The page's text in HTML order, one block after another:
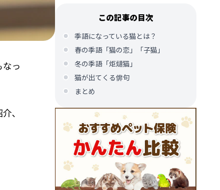
っ
、
この記事の目次
季語になっている猫とは？
春の季語「猫の恋」「子猫」
冬の季語「炬燵猫」
猫が出てくる俳句
まとめ